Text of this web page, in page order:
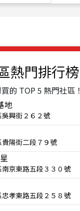
熱門排行榜
的 TOP 5 熱門社區！
地
興街２６２號
陽街二段７９號
京東路五段３３０號
孝東路五段２５８號